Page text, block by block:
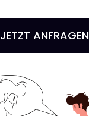
JETZT ANFRAGEN